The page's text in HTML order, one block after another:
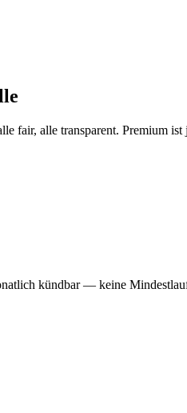
fair, alle transparent. Premium ist
kündbar — keine